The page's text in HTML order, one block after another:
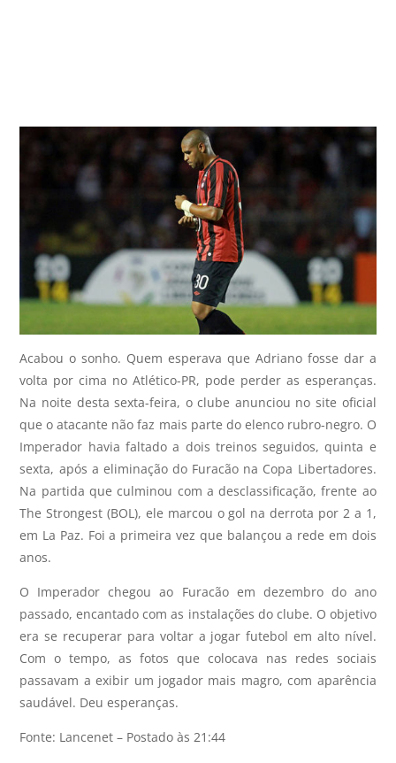
Acabou o sonho. Quem esperava que Adriano fosse dar a
volta por cima no Atlético-PR, pode perder as esperanças.
Na noite desta sexta-feira, o clube anunciou no site oficial
que o atacante não faz mais parte do elenco rubro-negro. O
Imperador havia faltado a dois treinos seguidos, quinta e
sexta, após a eliminação do Furacão na Copa Libertadores.
Na partida que culminou com a desclassificação, frente ao
The Strongest (BOL), ele marcou o gol na derrota por 2 a 1,
em La Paz. Foi a primeira vez que balançou a rede em dois
anos.
O Imperador chegou ao Furacão em dezembro do ano
passado, encantado com as instalações do clube. O objetivo
era se recuperar para voltar a jogar futebol em alto nível.
Com o tempo, as fotos que colocava nas redes sociais
passavam a exibir um jogador mais magro, com aparência
saudável. Deu esperanças.
Fonte: Lancenet – Postado às 21:44